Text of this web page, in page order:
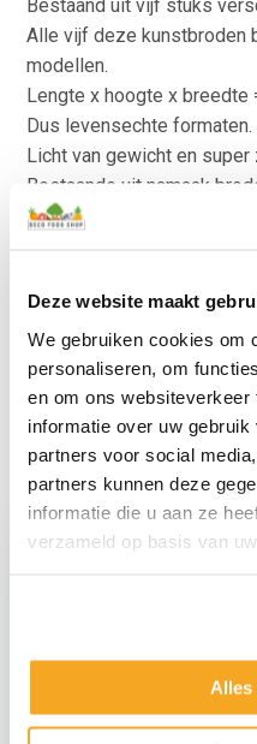
Deze website maakt
We gebruiken cookies om
personaliseren, om
en om ons
informatie over uw
partners voor social
partners kunnen deze
informatie die u aan ze
verzameld op basis van
Alles
Bestaand uit vijf stuks
Alle vijf deze kunstbroden
modellen.
Lengte x hoogte x breedte
Dus levensechte formaten.
Licht van gewicht en
Bestaande uit namaak
sesamzaad,
broodvorm.
Hoge kwaliteit afwerking.
Geschikt voor particulier
Kijk voor meer decoratie
categorie metoverige